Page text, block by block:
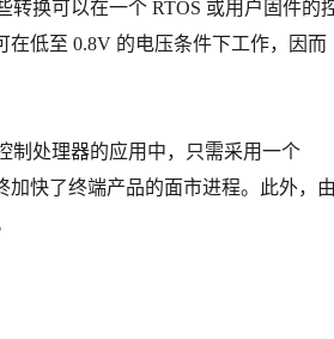
换可以在一个 RTOS 或用户固件的
低至 0.8V 的电压条件下工作，因而
制处理器的应用中，只需采用一个
加快了终端产品的面市进程。此外，